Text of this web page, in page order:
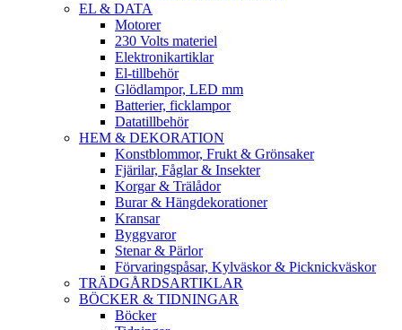
EL & DATA
Motorer
230 Volts materiel
Elektronikartiklar
El-tillbehör
Glödlampor, LED mm
Batterier, ficklampor
Datatillbehör
HEM & DEKORATION
Konstblommor, Frukt & Grönsaker
Fjärilar, Fåglar & Insekter
Korgar & Trälådor
Burar & Hängdekorationer
Kransar
Byggvaror
Stenar & Pärlor
Förvaringspåsar, Kylväskor & Picknickväskor
TRÄDGÅRDSARTIKLAR
BÖCKER & TIDNINGAR
Böcker